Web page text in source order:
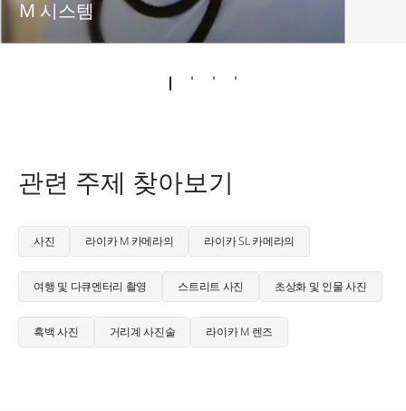
M 시스템
관련 주제 찾아보기
사진 라이카 M 카메라의 라이카 SL 카메라의
여행 및 다큐멘터리 촬영 스트리트 사진 초상화 및 인물 사진
흑백 사진 거리계 사진술 라이카 M 렌즈